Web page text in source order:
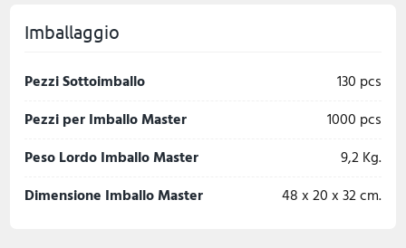
Imballaggio
Pezzi Sottoimballo
130 pcs
Pezzi per Imballo Master
1000 pcs
Peso Lordo Imballo Master
9,2 Kg.
Dimensione Imballo Master
48 x 20 x 32 cm.